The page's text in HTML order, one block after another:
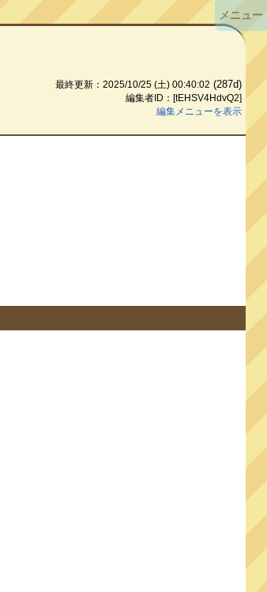
最終更新：2025/10/25 (土) 00:40:02 (287d)
編集者ID：[tEHSV4HdvQ2]
編集メニューを表示
メニュー